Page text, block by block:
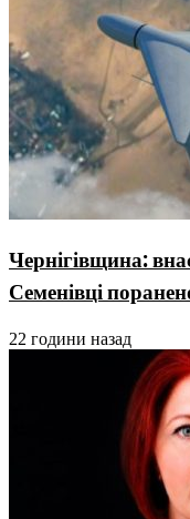
Чернігівщина:
Семенівці
22 години назад